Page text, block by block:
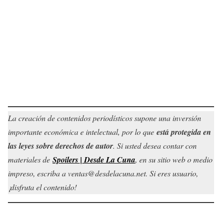
La creación de contenidos periodísticos supone una inversión
importante económica e intelectual, por lo que está protegida en
las leyes sobre derechos de autor. Si usted desea contar con
materiales de Spoilers | Desde La Cuna, en su sitio web o medio
impreso, escriba a ventas@desdelacuna.net. Si eres usuario,
¡disfruta el contenido!